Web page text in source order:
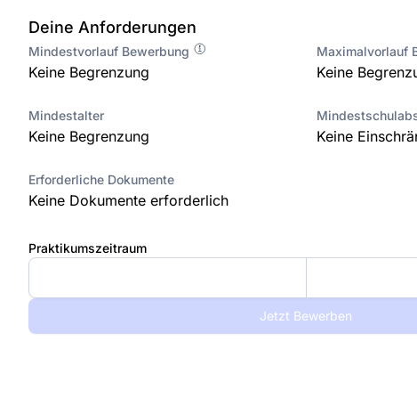
Deine Anforderungen
Mindestvorlauf Bewerbung
Keine Begrenzung
Maximalvorlauf
Keine
Mindestalter
Keine Begrenzung Keine
Erforderliche Dokumente
Keine Dokumente erforderlich
Praktikumszeitraum
Jetzt Bewerben